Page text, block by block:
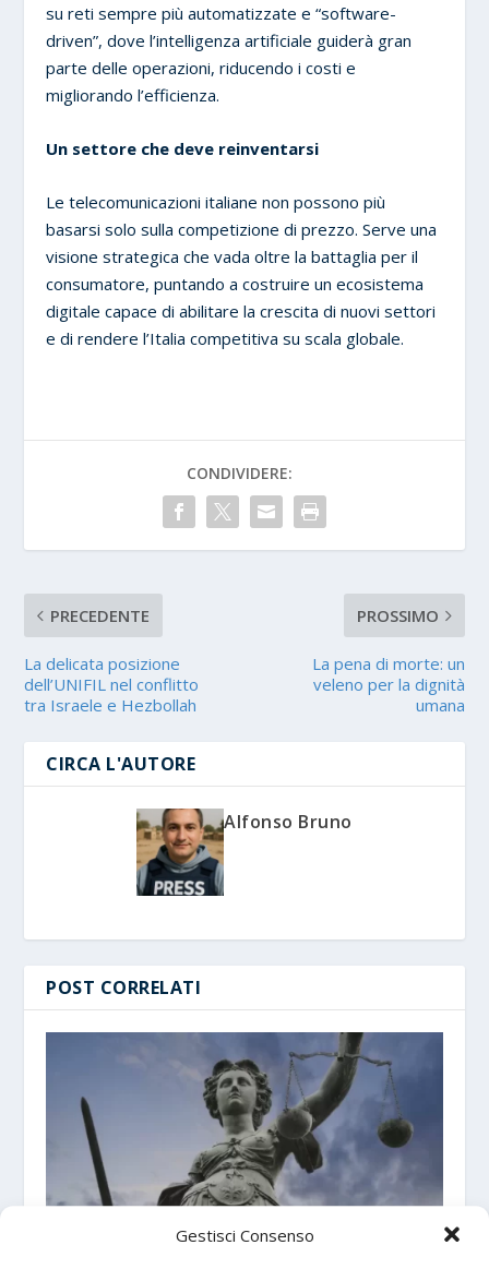
Gestisci Consenso
su reti sempre più automatizzate e “software-
driven”, dove l’intelligenza artificiale guiderà gran
parte delle operazioni, riducendo i costi e
migliorando l’efficienza.
Un settore che deve reinventarsi
Le telecomunicazioni italiane non possono più
basarsi solo sulla competizione di prezzo. Serve una
visione strategica che vada oltre la battaglia per il
consumatore, puntando a costruire un ecosistema
digitale capace di abilitare la crescita di nuovi settori
e di rendere l’Italia competitiva su scala globale.
CONDIVIDERE:
PRECEDENTE
La delicata posizione
dell’UNIFIL nel conflitto
tra Israele e Hezbollah
PROSSIMO
La pena di morte: un
veleno per la dignità
umana
CIRCA L'AUTORE
Alfonso Bruno
POST CORRELATI